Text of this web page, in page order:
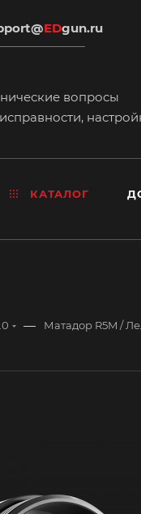
EDgun.ru
вопросы
КАТАЛОГ
— Матадор R5M /